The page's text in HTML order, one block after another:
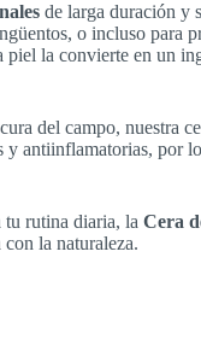
de larga duración y
o incluso para
la convierte en un
del campo, nuestra
y antiinflamatorias, por
tu rutina diaria, la Cera
la naturaleza.